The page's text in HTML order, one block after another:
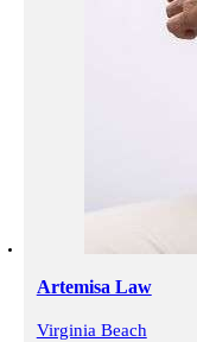
Artemisa Law
Virginia Beach